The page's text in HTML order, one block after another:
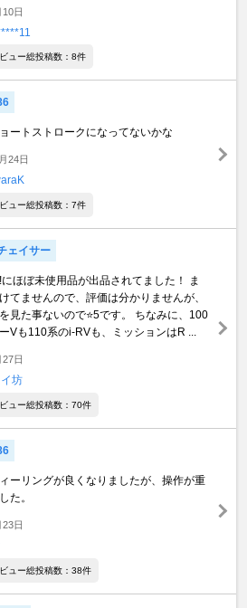
日
ュー総投稿数：8件
ートストロークになってないかな
24日
ュー総投稿数：7件
ェイサー
ほぼ未使用品が出品されてました！ ま
てませんので、評価は分かりませんが、
見た事ないので⭐️5です。 ちなみに、100
Vも110系のi-RVも、ミッションはR ...
日
坊
ュー総投稿数：70件
ーリングが良くなりましたが、操作が重
た。
日
ュー総投稿数：38件